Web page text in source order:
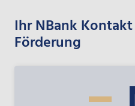
Ihr NBank
Förderung